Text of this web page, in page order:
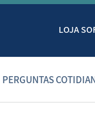
LOJA
PERGUNTAS